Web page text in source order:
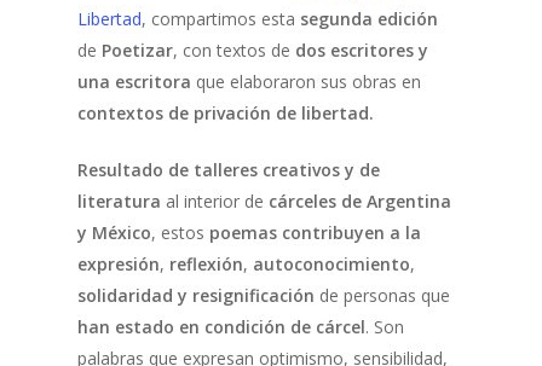
Libertad, compartimos esta segunda edición
de Poetizar, con textos de dos escritores y
una escritora que elaboraron sus obras en
contextos de privación de libertad.
Resultado de talleres creativos y de
literatura al interior de cárceles de Argentina
y México, estos poemas contribuyen a la
expresión, reflexión, autoconocimiento,
solidaridad y resignificación de personas que
han estado en condición de cárcel. Son
palabras que expresan optimismo, sensibilidad,